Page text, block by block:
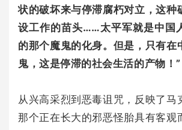
状的破坏来与停滞腐朽对立，这种
设工作的苗头……太平军就是中国
的那个魔鬼的化身。但是，只有在
鬼，这是停滞的社会生活的产物！”
从兴高采烈到恶毒诅咒，反映了马
那个正在长大的邪恶怪胎具有客观